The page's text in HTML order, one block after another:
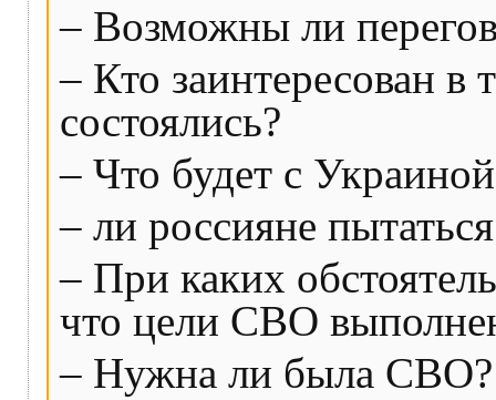
– Возможны ли
– Кто заинтересован в
состоялись?
– Что будет с
– ли россияне
– При каких
что цели СВО
– Нужна ли была СВО?